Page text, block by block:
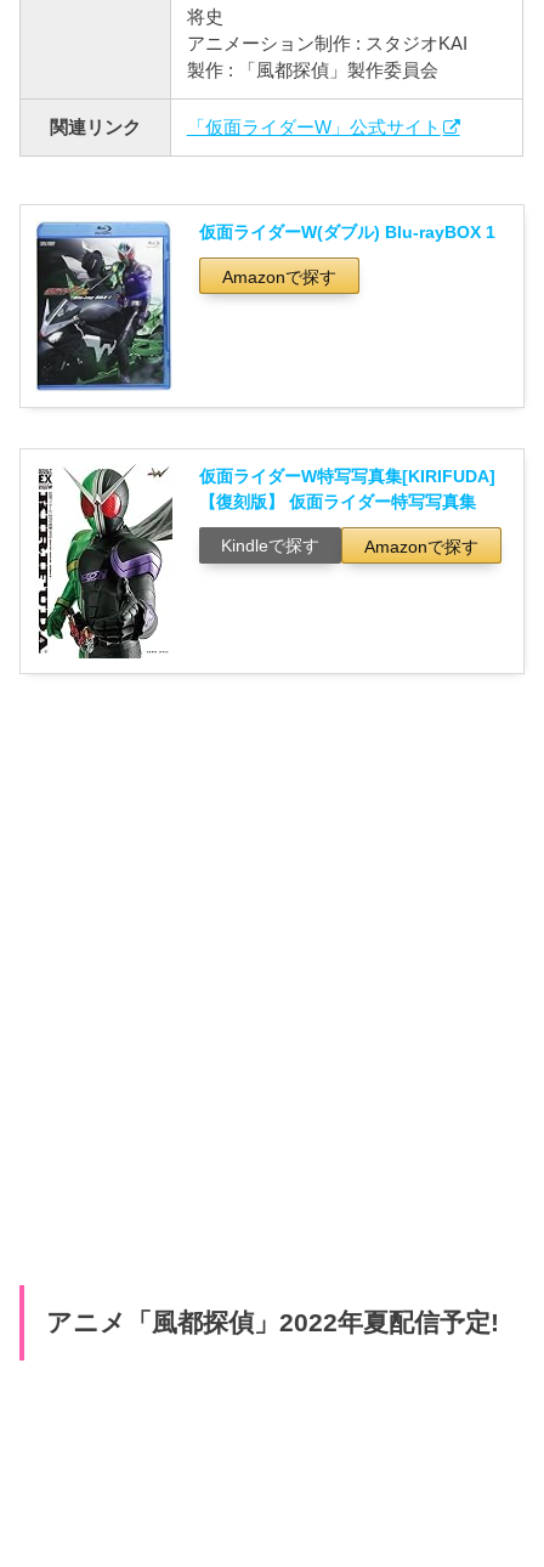
将史
アニメーション制作 : スタジオKAI
製作 : 「風都探偵」製作委員会
関連リンク 「仮面ライダーW」公式サイト
仮面ライダーW(ダブル) Blu-rayBOX 1
Amazonで探す
仮面ライダーW特写写真集[KIRIFUDA]
【復刻版】 仮面ライダー特写写真集
Kindleで探す Amazonで探す
アニメ「風都探偵」2022年夏配信予定!